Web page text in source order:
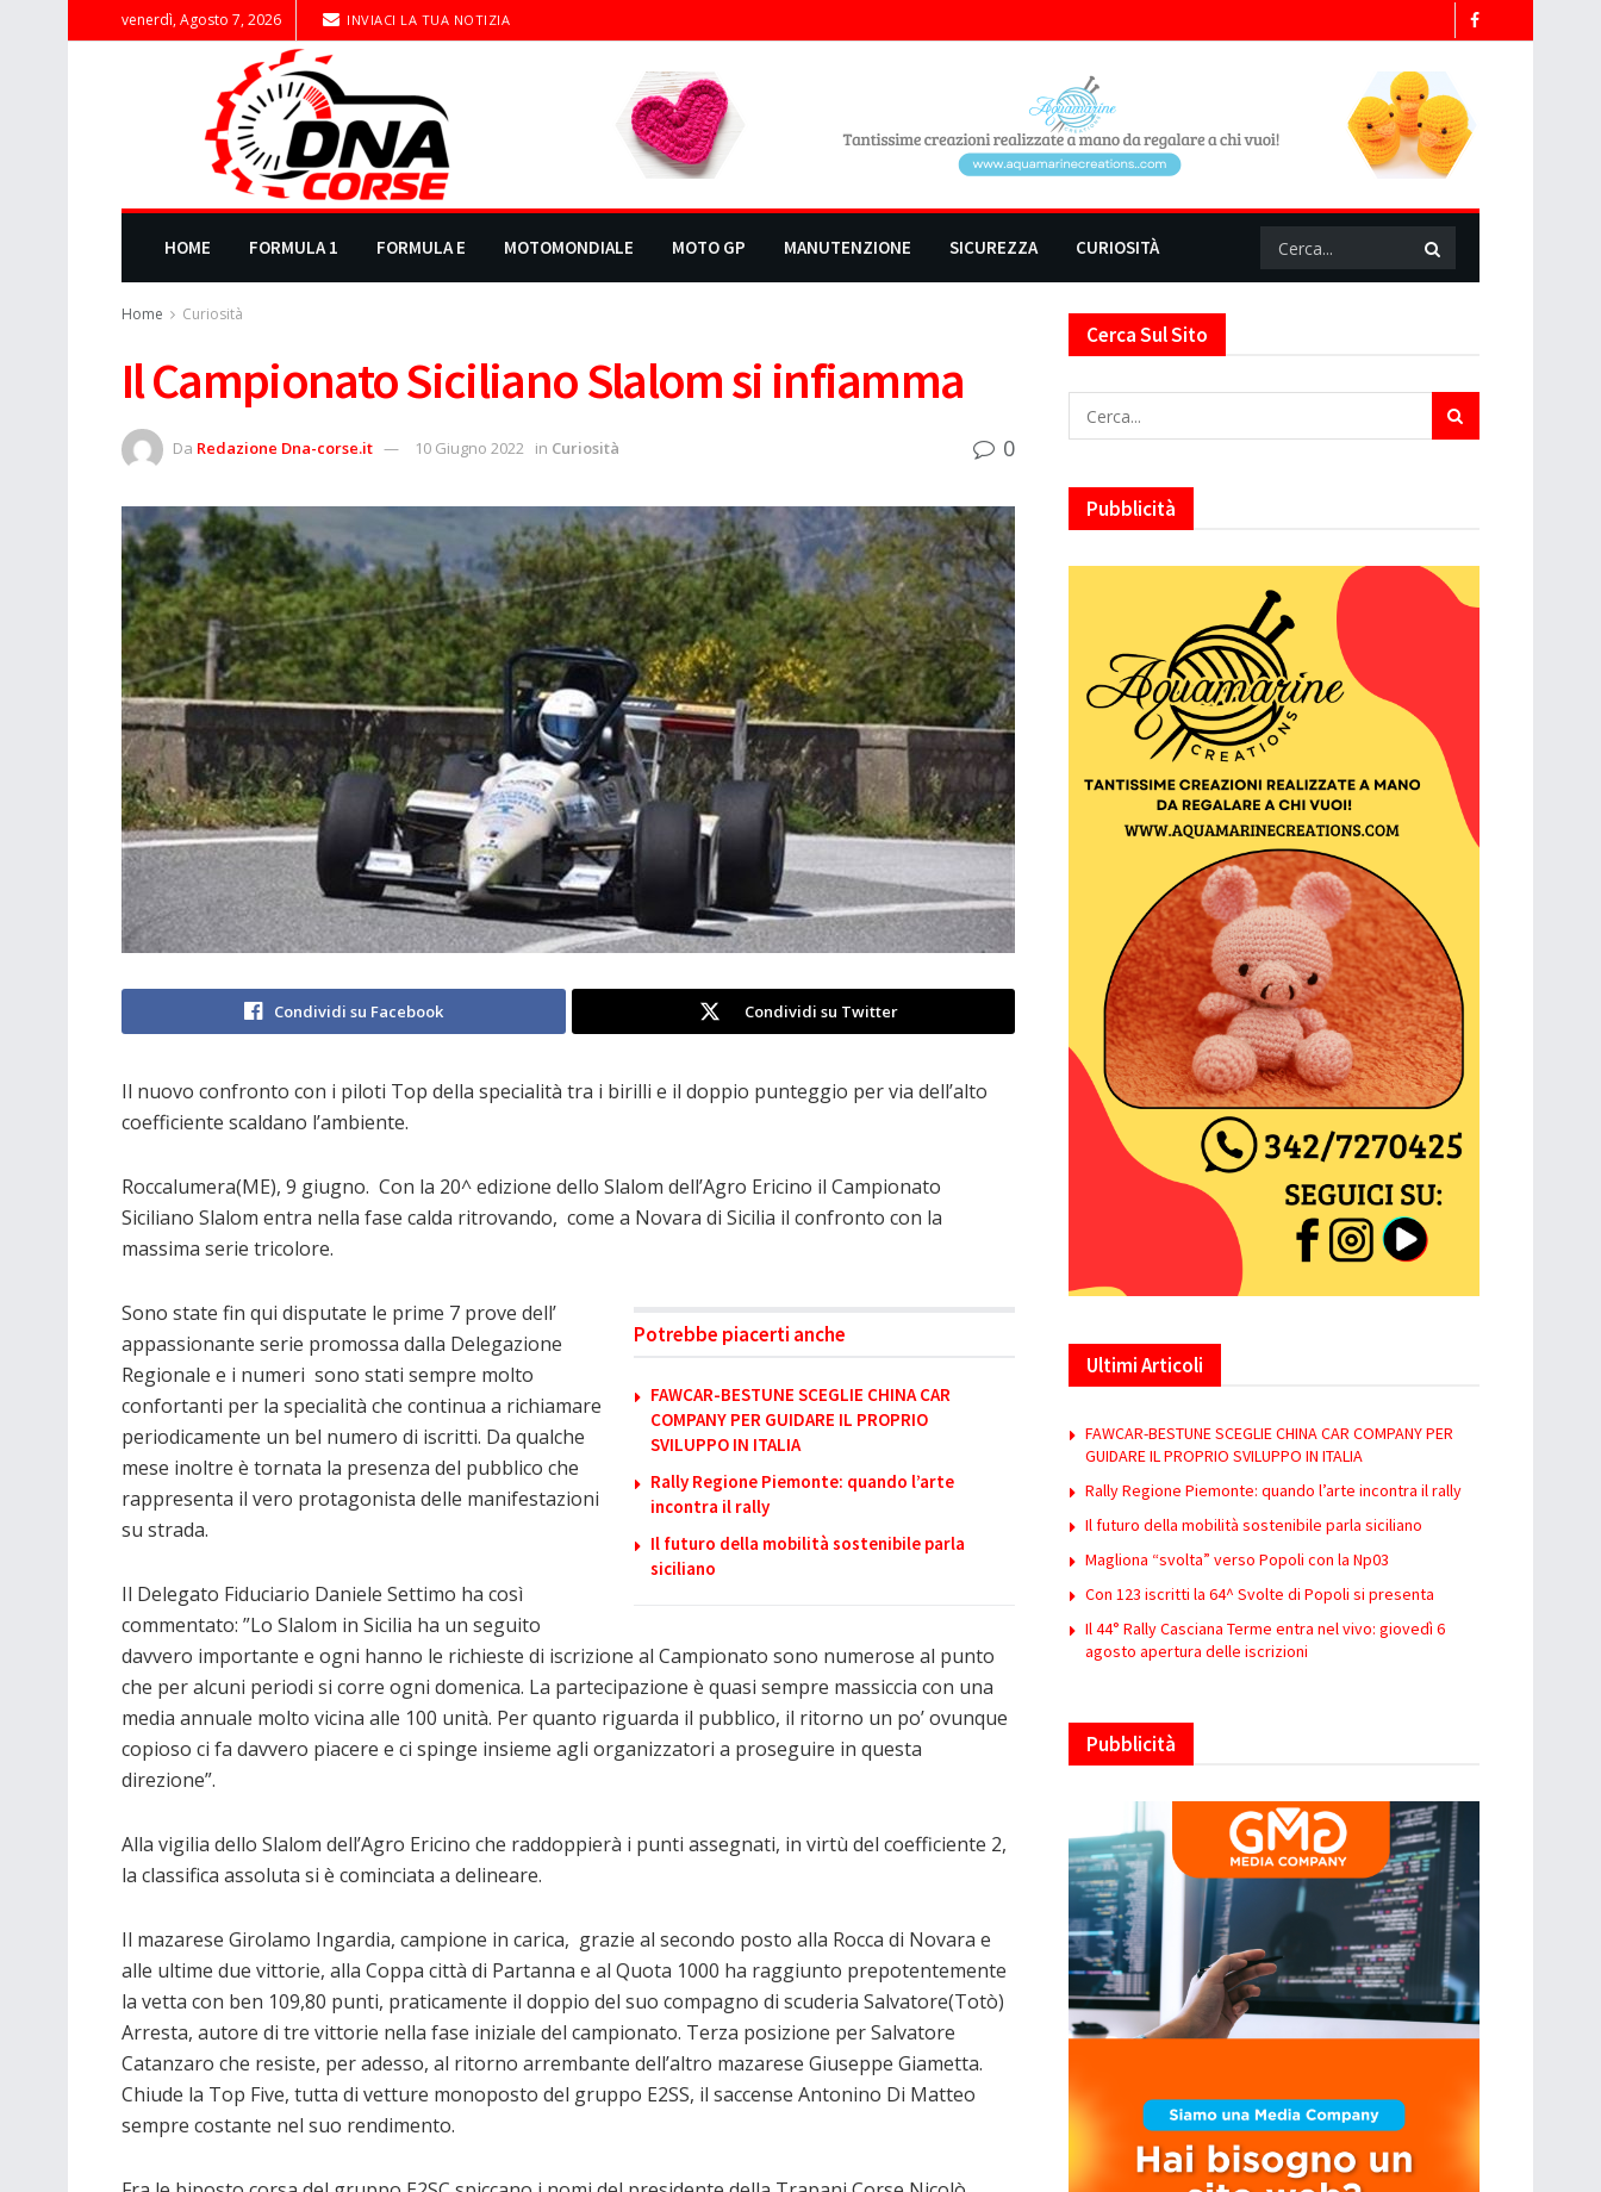
venerdì, Agosto 7, 2026 INVIACI LA TUA NOTIZIA
HOME FORMULA 1 FORMULA E MOTOMONDIALE MOTO GP MANUTENZIONE SICUREZZA CURIOSITÀ
Home Curiosità
Il Campionato Siciliano Slalom si infiamma
Da Redazione Dna-corse.it 10 Giugno 2022 in Curiosità 0
Condividi su Facebook Condividi su Twitter
Il nuovo confronto con i piloti Top della specialità tra i birilli e il doppio punteggio per via dell’alto
coefficiente scaldano l’ambiente.
Roccalumera(ME), 9 giugno. Con la 20^ edizione dello Slalom dell’Agro Ericino il Campionato
Siciliano Slalom entra nella fase calda ritrovando, come a Novara di Sicilia il confronto con la
massima serie tricolore.
Potrebbe piacerti anche
FAWCAR-BESTUNE SCEGLIE CHINA CAR
COMPANY PER GUIDARE IL PROPRIO
SVILUPPO IN ITALIA
Rally Regione Piemonte: quando l’arte
incontra il rally
Il futuro della mobilità sostenibile parla
siciliano
Sono state fin qui disputate le prime 7 prove dell’
appassionante serie promossa dalla Delegazione
Regionale e i numeri sono stati sempre molto
confortanti per la specialità che continua a richiamare
periodicamente un bel numero di iscritti. Da qualche
mese inoltre è tornata la presenza del pubblico che
rappresenta il vero protagonista delle manifestazioni
su strada.
Il Delegato Fiduciario Daniele Settimo ha così
commentato: ”Lo Slalom in Sicilia ha un seguito
davvero importante e ogni hanno le richieste di iscrizione al Campionato sono numerose al punto
che per alcuni periodi si corre ogni domenica. La partecipazione è quasi sempre massiccia con una
media annuale molto vicina alle 100 unità. Per quanto riguarda il pubblico, il ritorno un po’ ovunque
copioso ci fa davvero piacere e ci spinge insieme agli organizzatori a proseguire in questa
direzione”.
Alla vigilia dello Slalom dell’Agro Ericino che raddoppierà i punti assegnati, in virtù del coefficiente 2,
la classifica assoluta si è cominciata a delineare.
Il mazarese Girolamo Ingardia, campione in carica, grazie al secondo posto alla Rocca di Novara e
alle ultime due vittorie, alla Coppa città di Partanna e al Quota 1000 ha raggiunto prepotentemente
la vetta con ben 109,80 punti, praticamente il doppio del suo compagno di scuderia Salvatore(Totò)
Arresta, autore di tre vittorie nella fase iniziale del campionato. Terza posizione per Salvatore
Catanzaro che resiste, per adesso, al ritorno arrembante dell’altro mazarese Giuseppe Giametta.
Chiude la Top Five, tutta di vetture monoposto del gruppo E2SS, il saccense Antonino Di Matteo
sempre costante nel suo rendimento.
Cerca Sul Sito
Pubblicità
Ultimi Articoli
FAWCAR-BESTUNE SCEGLIE CHINA CAR COMPANY PER
GUIDARE IL PROPRIO SVILUPPO IN ITALIA
Rally Regione Piemonte: quando l’arte incontra il rally
Il futuro della mobilità sostenibile parla siciliano
Magliona “svolta” verso Popoli con la Np03
Con 123 iscritti la 64^ Svolte di Popoli si presenta
Il 44° Rally Casciana Terme entra nel vivo: giovedì 6
agosto apertura delle iscrizioni
Pubblicità